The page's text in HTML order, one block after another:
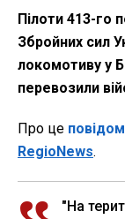
Пілоти 413-го
Збройних сил
локомотиву у
перевозили
Про це
RegioNews.
"На